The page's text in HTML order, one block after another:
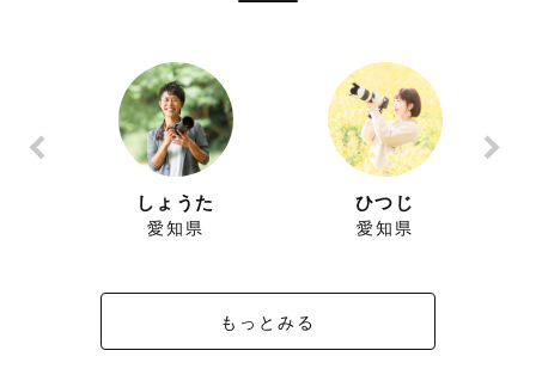
しょうた
愛知県
ひつじ
愛知県
もっとみる